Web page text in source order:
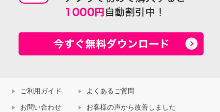
ご利用ガイド よくあるご質問
お問い合わせ お客様の声から改善しました